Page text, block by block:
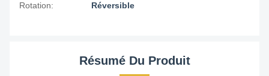
Rotation: Réversible
Résumé Du Produit